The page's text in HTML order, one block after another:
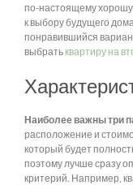
по-настоящему
к выбору будущего
понравившийся
выбрать квартиру на
Наиболее важны три
расположение и
который будет
поэтому лучше сразу
критерий. Например,